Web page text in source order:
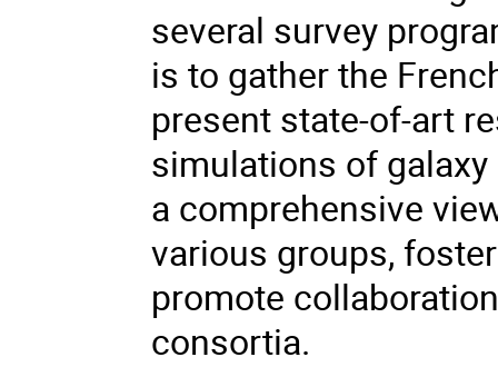
several survey
is to gather the
present state-of-art
simulations of
a comprehensive
various groups,
promote
consortia.